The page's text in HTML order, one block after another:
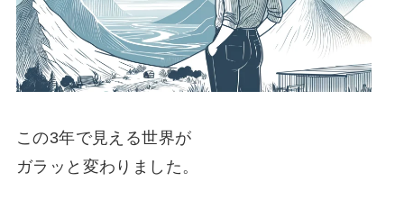
この3年で見える世界が
ガラッと変わりました。